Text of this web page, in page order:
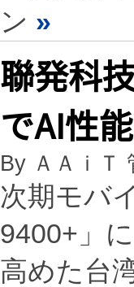
ン »
聯発科
でAI性
By ＡＡｉＴ
次期モバ
9400+」
高めた台